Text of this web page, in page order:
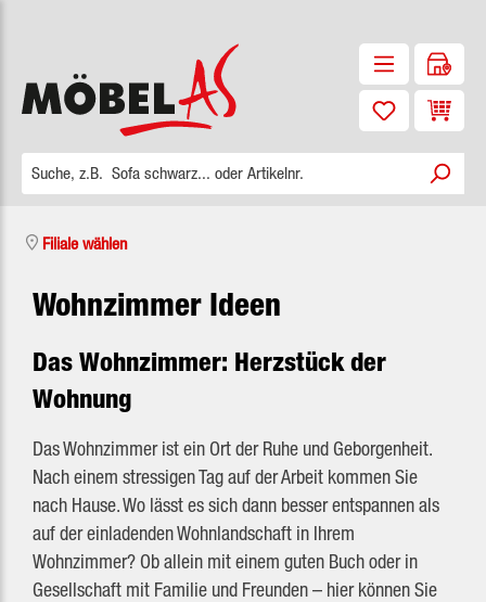
Filiale wählen
Wohnzimmer Ideen
Das Wohnzimmer: Herzstück der
Wohnung
Das Wohnzimmer ist ein Ort der Ruhe und Geborgenheit.
Nach einem stressigen Tag auf der Arbeit kommen Sie
nach Hause. Wo lässt es sich dann besser entspannen als
auf der einladenden Wohnlandschaft in Ihrem
Wohnzimmer? Ob allein mit einem guten Buch oder in
Gesellschaft mit Familie und Freunden – hier können Sie